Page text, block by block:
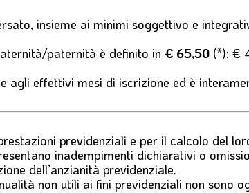
insieme ai minimi soggettivo e
paternità è definito in € 65,50 (*): €
agli effettivi mesi di iscrizione ed è
previdenziali e per il calcolo del
inadempimenti dichiarativi o
dell’anzianità previdenziale.
non utili ai fini previdenziali non sono